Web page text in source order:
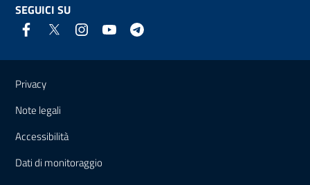
SEGUICI SU
Link e informazioni utili
Privacy
Note legali
Accessibilità
Dati di monitoraggio